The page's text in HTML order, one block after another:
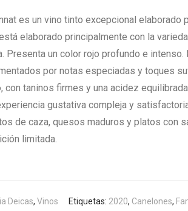
es un vino tinto excepcional
elaborado principalmente con la
Presenta un color rojo profundo e
por notas especiadas y toques
con taninos firmes y una acidez
gustativa compleja y
de caza, quesos maduros y platos con
limitada.
Deicas, Vinos Etiquetas: 2020, Canelones,